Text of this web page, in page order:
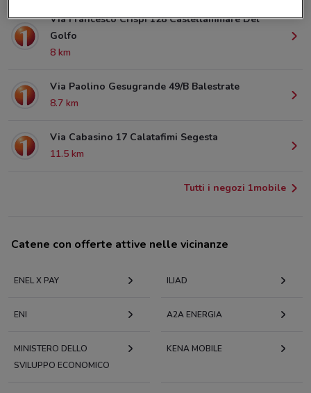
Via Francesco Crispi 128 Castellammare Del
Golfo
8 km
Via Paolino Gesugrande 49/B Balestrate
8.7 km
Via Cabasino 17 Calatafimi Segesta
11.5 km
Tutti i negozi 1mobile
Catene con offerte attive nelle vicinanze
ENEL X PAY ILIAD
ENI A2A ENERGIA
MINISTERO DELLO
SVILUPPO ECONOMICO
KENA MOBILE